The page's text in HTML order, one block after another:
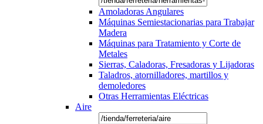
Amoladoras Angulares
Máquinas Semiestacionarias para Trabajar
Madera
Máquinas para Tratamiento y Corte de
Metales
Sierras, Caladoras, Fresadoras y Lijadoras
Taladros, atornilladores, martillos y
demoledores
Otras Herramientas Eléctricas
Aire